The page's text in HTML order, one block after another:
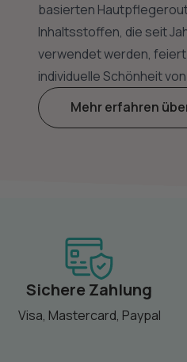
basierten
Inhaltsstoffen, die seit
verwendet werden, feiert
individuelle Schönheit
Mehr erfahren
Sichere Zahlung
Visa, Mastercard, Paypal